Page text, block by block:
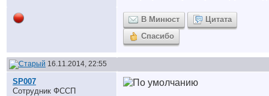
В Минюст
Цитата
Спасибо
16.11.2014, 22:55
SP007
Сотрудник ФССП